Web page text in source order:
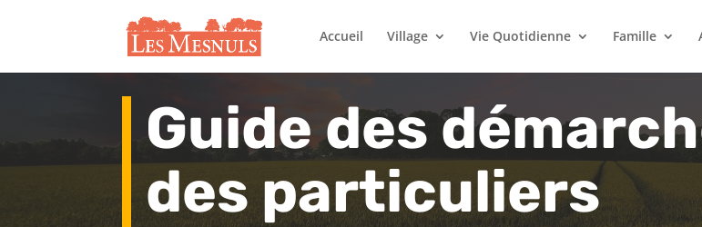
Accueil Village Vie Quotidienne Famille
Guide des
des particuliers